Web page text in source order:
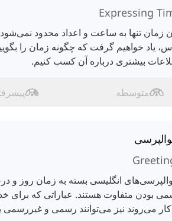
Expressing
زمان تنها به ساعت و اعداد محدود
یاد خواهیم گرفت که چگونه زمان را
بیشتری درباره آن کسب کنیم.
متوسطه
انگلیسی بسته به زمان روز و
بودن متفاوت هستند. عباراتی که برای
کار می‌روند نیز می‌توانند رسمی و غیررسمی